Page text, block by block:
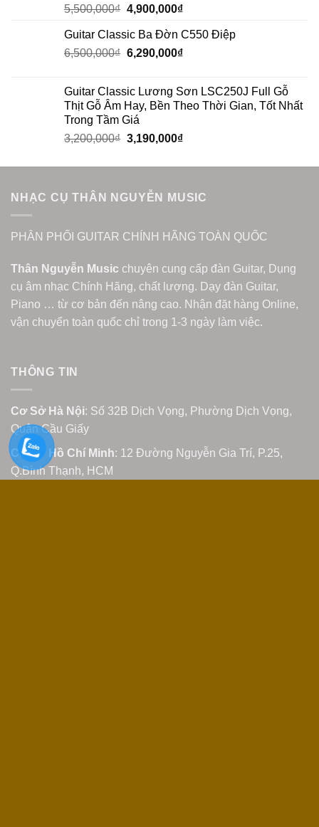
Rated5.00
out of 5
5,500,000₫ 4,900,000₫
Guitar Classic Ba Đờn C550 Điệp
6,500,000₫ 6,290,000₫
Guitar Classic Lương Sơn LSC250J Full Gỗ
Thịt Gỗ Âm Hay, Bền Theo Thời Gian, Tốt Nhất
Trong Tầm Giá
3,200,000₫ 3,190,000₫
NHẠC CỤ THÂN NGUYỄN MUSIC
PHÂN PHỐI GUITAR CHÍNH HÃNG TOÀN QUỐC
Thân Nguyễn Music chuyên cung cấp đàn Guitar, Dụng
cụ âm nhạc Chính Hãng, chất lượng. Dạy đàn Guitar,
Piano … từ cơ bản đến nâng cao. Nhận đặt hàng Online,
vận chuyển toàn quốc chỉ trong 1-3 ngày làm việc.
THÔNG TIN
Cơ Sở Hà Nội: Số 32B Dịch Vọng, Phường Dịch Vọng,
Quận Cầu Giấy
Cơ Sở Hồ Chí Minh: 12 Đường Nguyễn Gia Trí, P.25,
Q.Bình Thạnh, HCM